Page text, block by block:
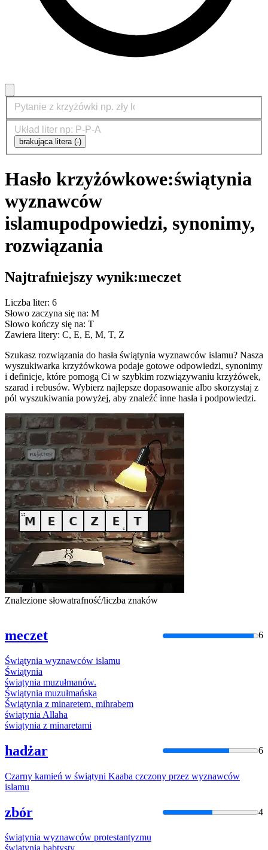
brakująca litera (-)
Hasło krzyżówkowe:świątynia
wyznawców
islamupodpowiedzi, synonimy,
rozwiązania
Najtrafniejszy wynik:meczet
Liczba liter: 6
Słowo zaczyna się na: M
Słowo kończy się na: T
Zawiera litery: C, E, E, M, T, Z
Szukasz rozwiązania do hasła świątynia wyznawców islamu? Nasza
wyszukiwarka krzyżówkowa podaje gotowe odpowiedzi, synonimy
i definicje, które pomogą Ci w szybkim rozwiązywaniu krzyżówek,
szarad i rebusów. Wybierz najlepsze dopasowanie albo skorzystaj z
pól wyszukiwania powyżej, aby znaleźć inne hasła i podpowiedzi.
Znalezione słowatrafność/liczba znaków
meczet 6
Świątynia wyznawców islamu
Świątynia
świątynia muzułmanów.
Świątynia muzułmańska
Świątynia z minaretem, mihrabem
świątynia Allaha
świątynia z minaretami
hadżar 6
Czarny kamień w świątyni Kaaba czczony przez wyznawców
islamu
zbór 4
świątynia wyznawców protestantyzmu